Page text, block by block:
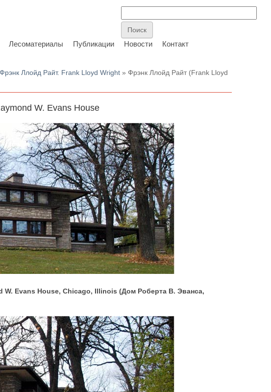
Лесоматериалы Публикации Новости Контакт
Фрэнк Ллойд Райт. Frank Lloyd Wright » Фрэнк Ллойд Райт (Frank Lloyd
W. Evans House
Evans House, Chicago, Illinois (Дом Роберта В. Эванса,